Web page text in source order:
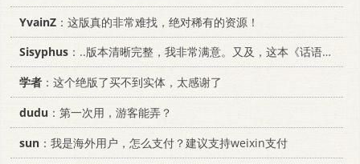
YvainZ ：这版真的非常难找，绝对稀有的资源！
Sisyphus ：..版本清晰完整，我非常满意。又及，这本《话语的真相》...
学者 ：这个绝版了买不到实体，太感谢了
dudu ：第一次用，游客能弄？
sun ：我是海外用户，怎么支付？建议支持weixin支付